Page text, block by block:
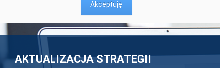
Akceptuję
AKTUALIZACJA STRATEGII
KRAJOWY SYSTEM
MAPRE - PREZENTACJA I NAGRANIE